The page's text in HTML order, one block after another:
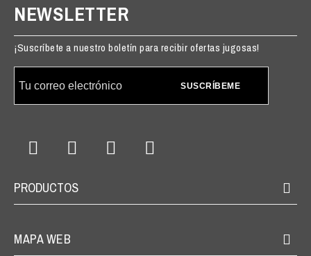
NEWSLETTER
¡Suscríbete a nuestro boletín para recibir ofertas jugosas!
SUSCRÍBEME
PRODUCTOS
MAPA WEB